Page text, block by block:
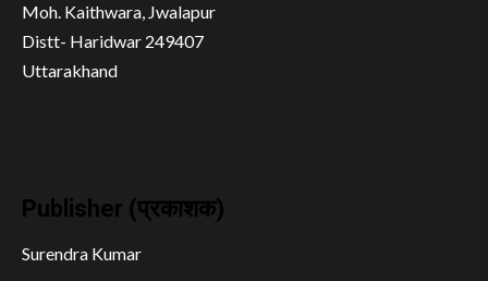
Moh. Kaithwara, Jwalapur
Distt- Haridwar 249407
Uttarakhand
Publisher (प्रकाशक)
Surendra Kumar